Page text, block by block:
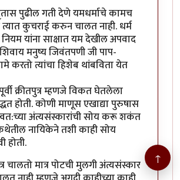
पुढील गती देणे यमधर्माचे कामच
कुचराई करुन चालत नाही. धर्म
यांना साक्षात यम देखील अपवाद
मनुष्य जिवंतपणी जी पाप-
करतो त्यांचा हिशेब थांबविता येत
क्रीतपुत्र म्हणजे विकत घेतलेला
होती. कोणी माणूस एखाद्या पुरुषास
अंत्यसंस्कारांची सोय करू शकंत
नायिकेने तशी काही सोय
होती.
चालतो मात्र पोटची मुलगी अंत्यसंस्कार
↑